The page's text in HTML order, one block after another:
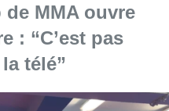
MMA ouvre
: “C’est pas
télé”